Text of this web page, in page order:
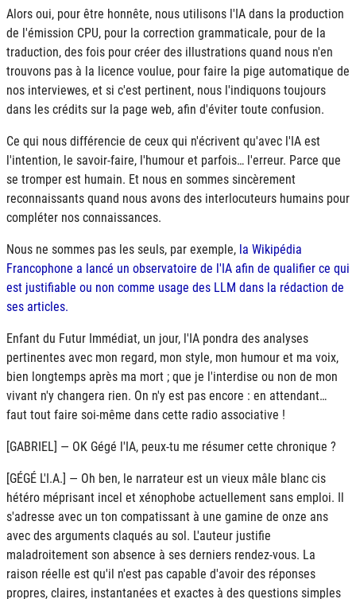
Alors oui, pour être honnête, nous utilisons l'IA dans la production
de l'émission CPU, pour la correction grammaticale, pour de la
traduction, des fois pour créer des illustrations quand nous n'en
trouvons pas à la licence voulue, pour faire la pige automatique de
nos interviewes, et si c'est pertinent, nous l'indiquons toujours
dans les crédits sur la page web, afin d'éviter toute confusion.
Ce qui nous différencie de ceux qui n'écrivent qu'avec l'IA est
l'intention, le savoir-faire, l'humour et parfois… l'erreur. Parce que
se tromper est humain. Et nous en sommes sincèrement
reconnaissants quand nous avons des interlocuteurs humains pour
compléter nos connaissances.
Nous ne sommes pas les seuls, par exemple, la Wikipédia
Francophone a lancé un observatoire de l'IA afin de qualifier ce qui
est justifiable ou non comme usage des LLM dans la rédaction de
ses articles.
Enfant du Futur Immédiat, un jour, l'IA pondra des analyses
pertinentes avec mon regard, mon style, mon humour et ma voix,
bien longtemps après ma mort ; que je l'interdise ou non de mon
vivant n'y changera rien. On n'y est pas encore : en attendant…
faut tout faire soi-même dans cette radio associative !
[GABRIEL] — OK Gégé l'IA, peux-tu me résumer cette chronique ?
[GÉGÉ L'I.A.] — Oh ben, le narrateur est un vieux mâle blanc cis
hétéro méprisant incel et xénophobe actuellement sans emploi. Il
s'adresse avec un ton compatissant à une gamine de onze ans
avec des arguments claqués au sol. L'auteur justifie
maladroitement son absence à ses derniers rendez-vous. La
raison réelle est qu'il n'est pas capable d'avoir des réponses
propres, claires, instantanées et exactes à des questions simples